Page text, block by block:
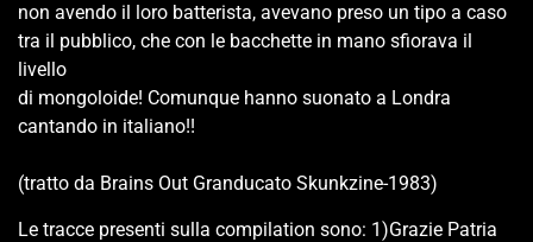
non avendo il loro batterista, avevano preso un tipo a caso
tra il pubblico, che con le bacchette in mano sfiorava il
livello
di mongoloide! Comunque hanno suonato a Londra
cantando in italiano!!
(tratto da Brains Out Granducato Skunkzine-1983)
Le tracce presenti sulla compilation sono: 1)Grazie Patria